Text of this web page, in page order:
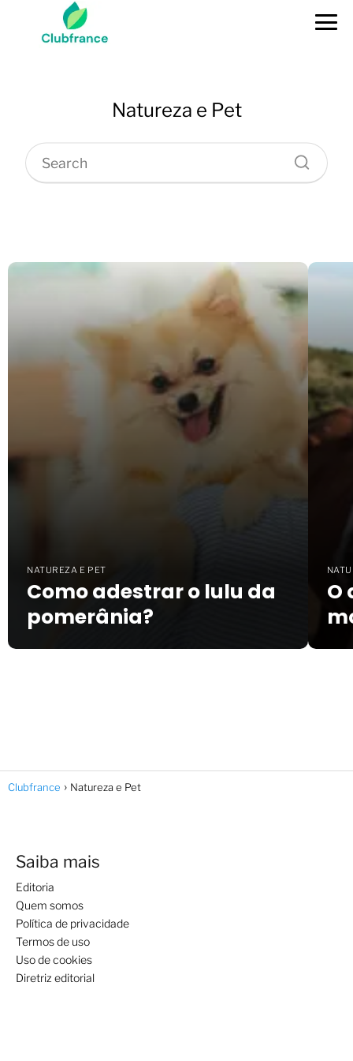
Natureza e Pet
NATUREZA E PET
Como adestrar o lulu da
pomerânia?
O
Clubfrance Natureza e Pet
Saiba mais
Editoria
Quem somos
Política de privacidade
Termos de uso
Uso de cookies
Diretriz editorial